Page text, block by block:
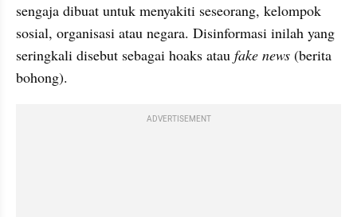
sengaja dibuat untuk menyakiti seseorang, kelompok
sosial, organisasi atau negara. Disinformasi inilah yang
seringkali disebut sebagai hoaks atau fake news (berita
bohong).
ADVERTISEMENT